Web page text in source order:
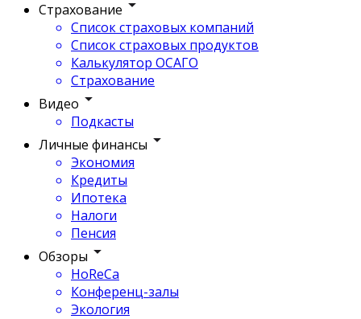
Страхование
Список страховых компаний
Список страховых продуктов
Калькулятор ОСАГО
Страхование
Видео
Подкасты
Личные финансы
Экономия
Кредиты
Ипотека
Налоги
Пенсия
Обзоры
HoReCa
Конференц-залы
Экология